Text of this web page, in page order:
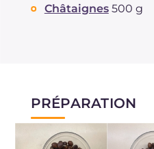
Châtaignes 500 g
PRÉPARATION